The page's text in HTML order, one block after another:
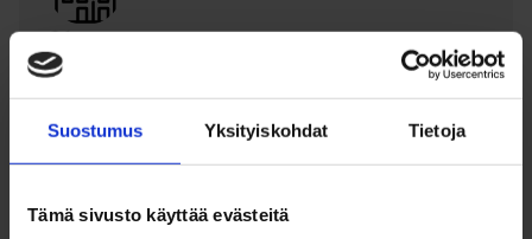
Suostumus Yksityiskohdat Tietoja
Tämä sivusto käyttää evästeitä
Jatulin liikuntakeskus, Jokelantie 20, 90830 Oulu
Valmentajat